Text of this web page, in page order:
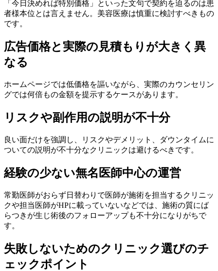
「今日決めれば特別価格」といった文句で契約を迫るのは患
者様本位とは言えません。美容医療は慎重に検討すべきもの
です。
広告価格と実際の見積もりが大きく異
なる
ホームページでは低価格を謳いながら、実際のカウンセリン
グでは何倍もの金額を提示するケースがあります。
リスクや副作用の説明が不十分
良い面だけを強調し、リスクやデメリット、ダウンタイムに
ついての説明が不十分なクリニックは避けるべきです。
経験の少ない無名医師中心の運営
常勤医師がおらず日替わりで医師が施術を担当するクリニッ
クや担当医師がHPに載っていないなどでは、施術の質にば
らつきが生じ術後のフォローアップも不十分になりがちで
す。
失敗しないためのクリニック選びのチ
ェックポイント